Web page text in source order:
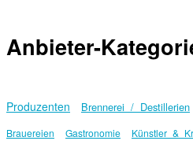
Anbieter-
Produzenten Brennerei / Destillerien
Brauereien
Gastronomie Künstler &